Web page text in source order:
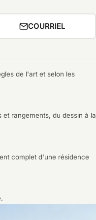
COURRIEL
de l'art et selon les
rangements, du dessin à la
complet d'une résidence